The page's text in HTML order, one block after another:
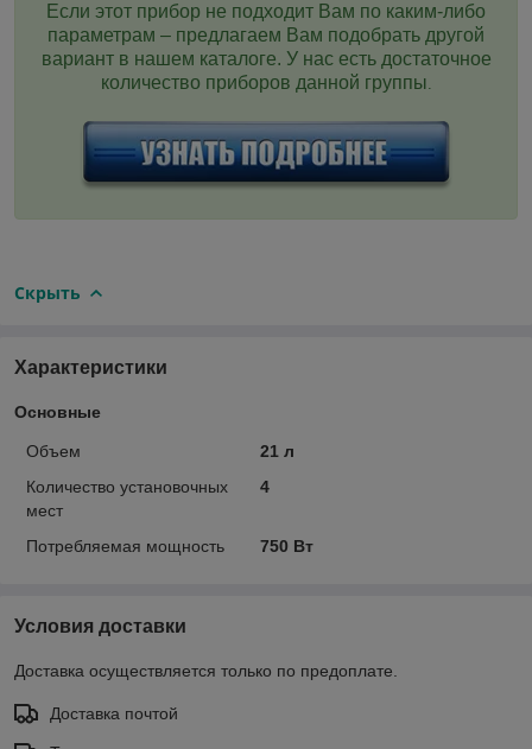
Если этот прибор не подходит Вам по каким-либо
параметрам – предлагаем Вам подобрать другой
вариант в нашем каталоге. У нас есть достаточное
количество приборов данной группы
Скрыть
Характеристики
Основные
Объем
21 л
Количество установочных
мест
4
Потребляемая мощность 750 Вт
Условия доставки
Доставка осуществляется только по предоплате.
Доставка почтой